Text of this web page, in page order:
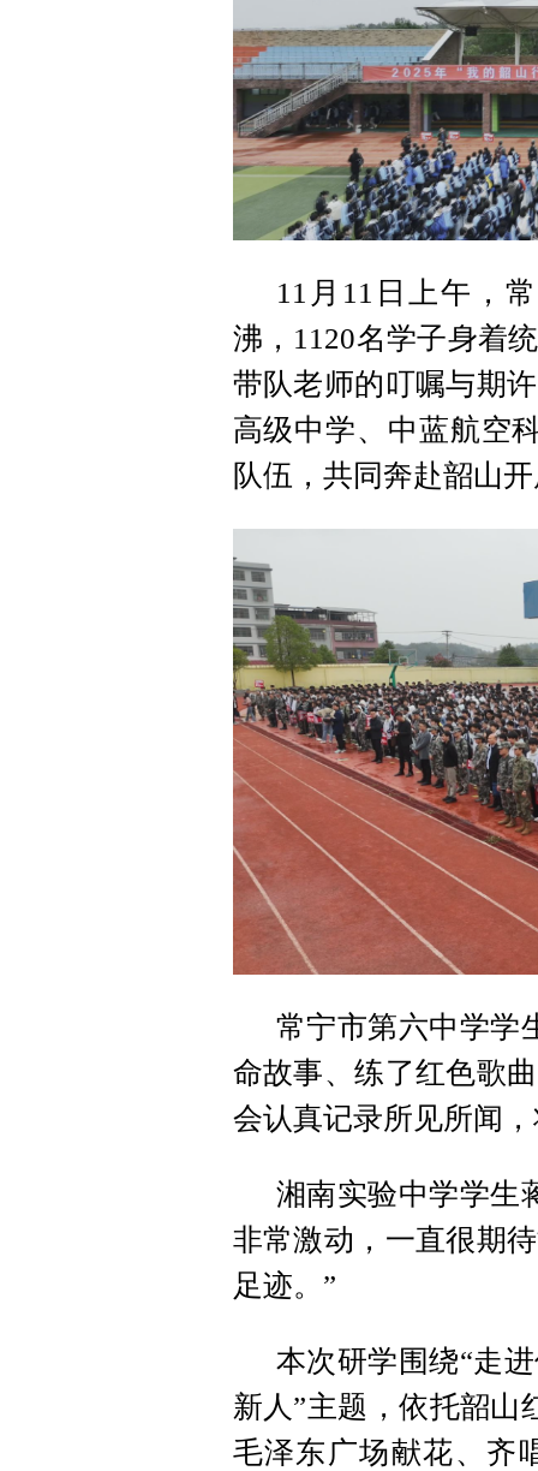
11月11日上午，
沸，1120名学子身着
带队老师的叮嘱与期
高级中学、中蓝航空
队伍，共同奔赴韶山
常宁市第六中学学
命故事、练了红色歌
会认真记录所见所闻
湘南实验中学学生
非常激动，一直很期
足迹。”
本次研学围绕“走
新人”主题，依托韶山
毛泽东广场献花、齐